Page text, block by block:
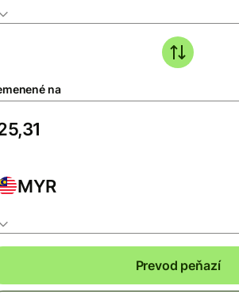
na
MYR
Prevod peňazí